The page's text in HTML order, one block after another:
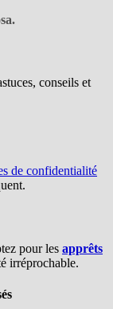
conseils et
de confidentialité
pour les apprêts
irréprochable.